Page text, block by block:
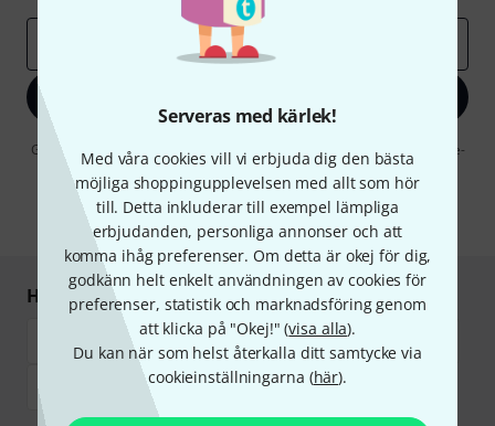
Serveras med kärlek!
Med våra cookies vill vi erbjuda dig den bästa
möjliga shoppingupplevelsen med allt som hör
till. Detta inkluderar till exempel lämpliga
erbjudanden, personliga annonser och att
komma ihåg preferenser. Om detta är okej för dig,
godkänn helt enkelt användningen av cookies för
preferenser, statistik och marknadsföring genom
att klicka på "Okej!" (visa alla).
Du kan när som helst återkalla ditt samtycke via
cookieinställningarna (här).
Genom att klicka på "Registrera dig nu" samtycker jag till att ta emot e-
postreklam. Avregistrering är möjlig när som helst. Du finner mer
information om nyhetsbrevet i vårsekretesspolicy.
Handla och betala säkert